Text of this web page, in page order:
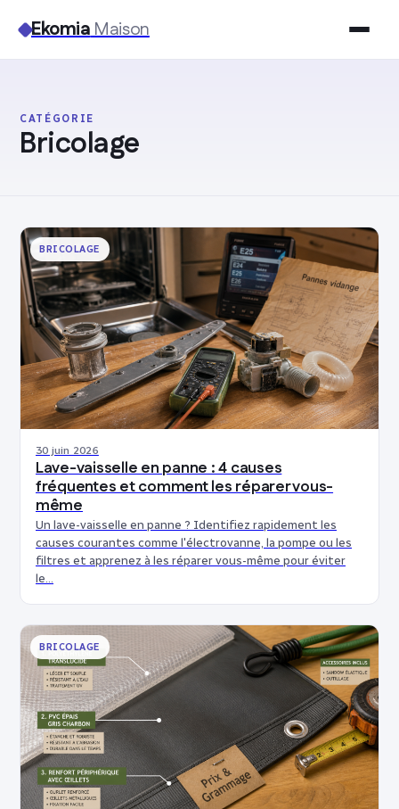
EkomiaMaison
Bricolage
Immobilier
Déco
CATÉGORIE
Bricolage
BRICOLAGE
Lave-vaisselle en panne : 4 causes
fréquentes et comment les réparer vous-
même
30 juin 2026
Un lave-vaisselle en panne ? Identifiez rapidement les
causes courantes comme l'électrovanne, la pompe ou les
filtres et apprenez à les réparer vous-même pour éviter
le…
BRICOLAGE